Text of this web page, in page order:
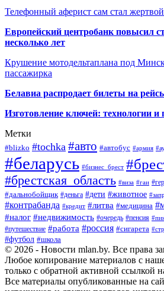
Телефонный аферист сам стал
Европейский центробанк повысил
несколько лет
Крушение мотодельтаплана под
пассажирка
Белавиа распродает билеты на
Изготовление ключей: технологии и
Метки
#blizko #tochka #авто #автобус #армия
#беларусь #бизнес_брест
#брестская_область #виза #гаи
#дальнобойщик #деньга #дети #животное
#контрабанда #кредит #литва #медицина
#налог #недвижимость #очередь #пенсия
#путешествие #работа #россия #сигарета
#футбол #школа
© 2026 - Новости mlan.by. Все права
Любое копирование материалов с
только с обратной активной ссылкой
Все материалы опубликованные на